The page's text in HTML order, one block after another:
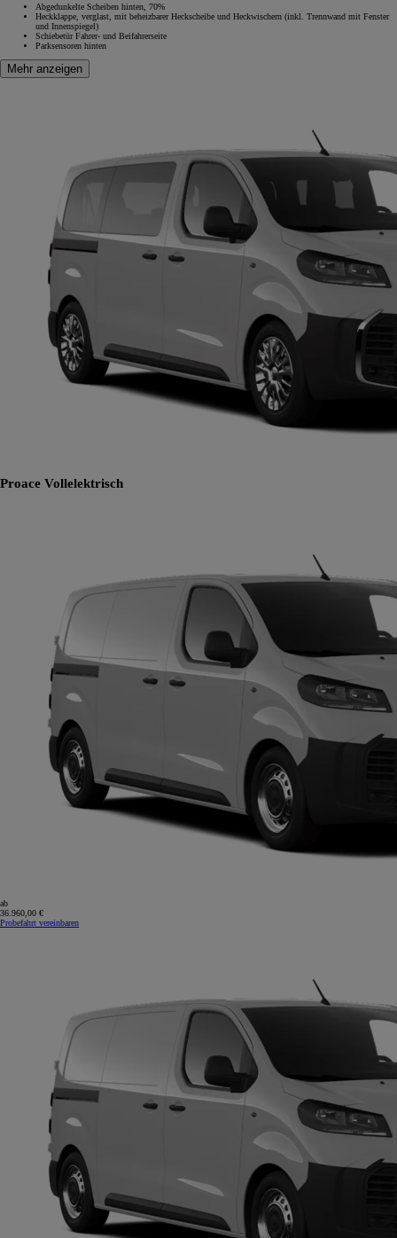
Abgedunkelte Scheiben hinten, 70%
Heckklappe, verglast, mit beheizbarer Heckscheibe und Heckwischern (inkl. Trennwand mit Fenster
und Innenspiegel)
Schiebetür Fahrer- und Beifahrerseite
Parksensoren hinten
Mehr anzeigen
Proace Vollelektrisch
ab
36.960,00 €
Probefahrt vereinbaren